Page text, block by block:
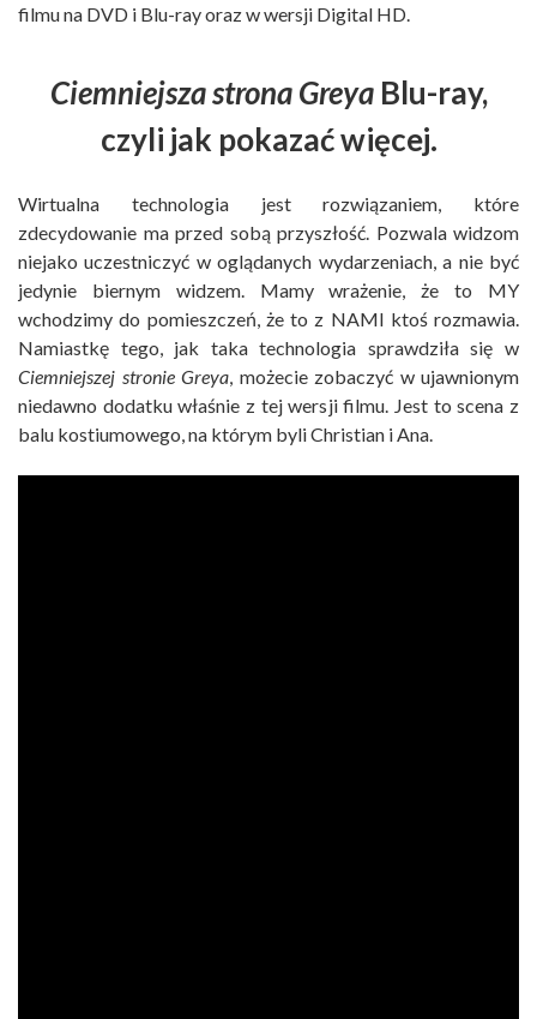
filmu na DVD i Blu-ray oraz w wersji Digital HD.
Ciemniejsza strona GreyaBlu-ray,
czyli jak pokazać więcej.
Wirtualna technologia jest rozwiązaniem, które
zdecydowanie ma przed sobą przyszłość. Pozwala widzom
niejako uczestniczyć w oglądanych wydarzeniach, a nie być
jedynie biernym widzem. Mamy wrażenie, że to MY
wchodzimy do pomieszczeń, że to z NAMI ktoś rozmawia.
Namiastkę tego, jak taka technologia sprawdziła się w
Ciemniejszej stronie Greya , możecie zobaczyć w ujawnionym
niedawno dodatku właśnie z tej wersji filmu. Jest to scena z
balu kostiumowego, na którym byli Christian i Ana.